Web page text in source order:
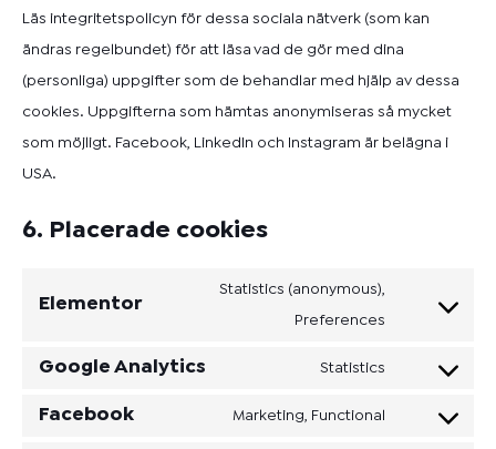
Läs integritetspolicyn för dessa sociala nätverk (som kan
ändras regelbundet) för att läsa vad de gör med dina
(personliga) uppgifter som de behandlar med hjälp av dessa
cookies. Uppgifterna som hämtas anonymiseras så mycket
som möjligt. Facebook, LinkedIn och Instagram är belägna i
USA.
6. Placerade cookies
Elementor
Statistics (anonymous),
Preferences
Google Analytics Statistics
Facebook Marketing, Functional